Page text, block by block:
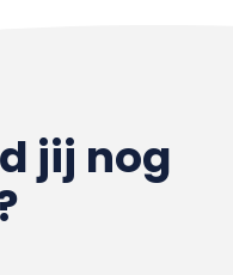
jij nog